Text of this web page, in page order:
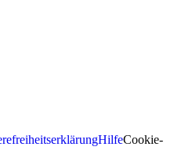
HilfeCookie-